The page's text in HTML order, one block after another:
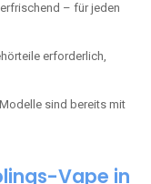
– für jeden
erforderlich,
sind bereits mit
Vape in